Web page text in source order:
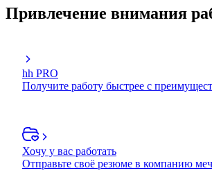
Привлечение внимания
hh PRO
Получите работу быстрее с
Хочу у вас работать
Отправьте своё резюме в компанию